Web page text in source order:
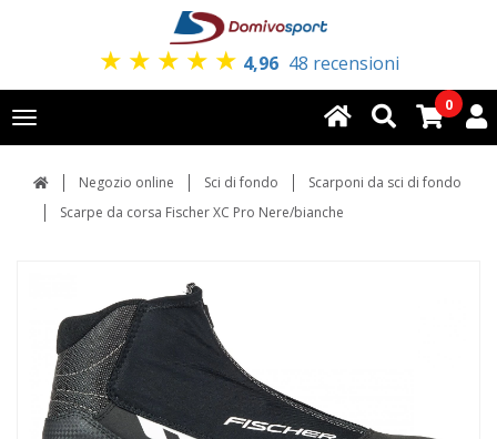
★ ★ ★ ★ ★ 4,96 48 recensioni
Toggle
navigation
0
Negozio online Sci di fondo
Scarponi da sci di fondo
Scarpe da corsa Fischer XC Pro Nere/bianche